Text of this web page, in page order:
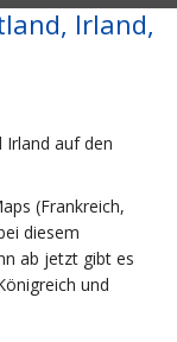
Irland,
Irland auf den
(Frankreich,
diesem
ab jetzt gibt es
und